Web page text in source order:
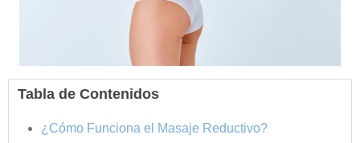
Tabla de Contenidos
¿Cómo Funciona el Masaje Reductivo?